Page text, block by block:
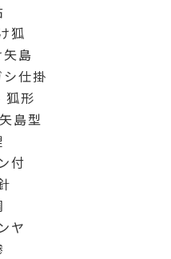
狐
島
仕掛
狐形
島型
付
ヤ